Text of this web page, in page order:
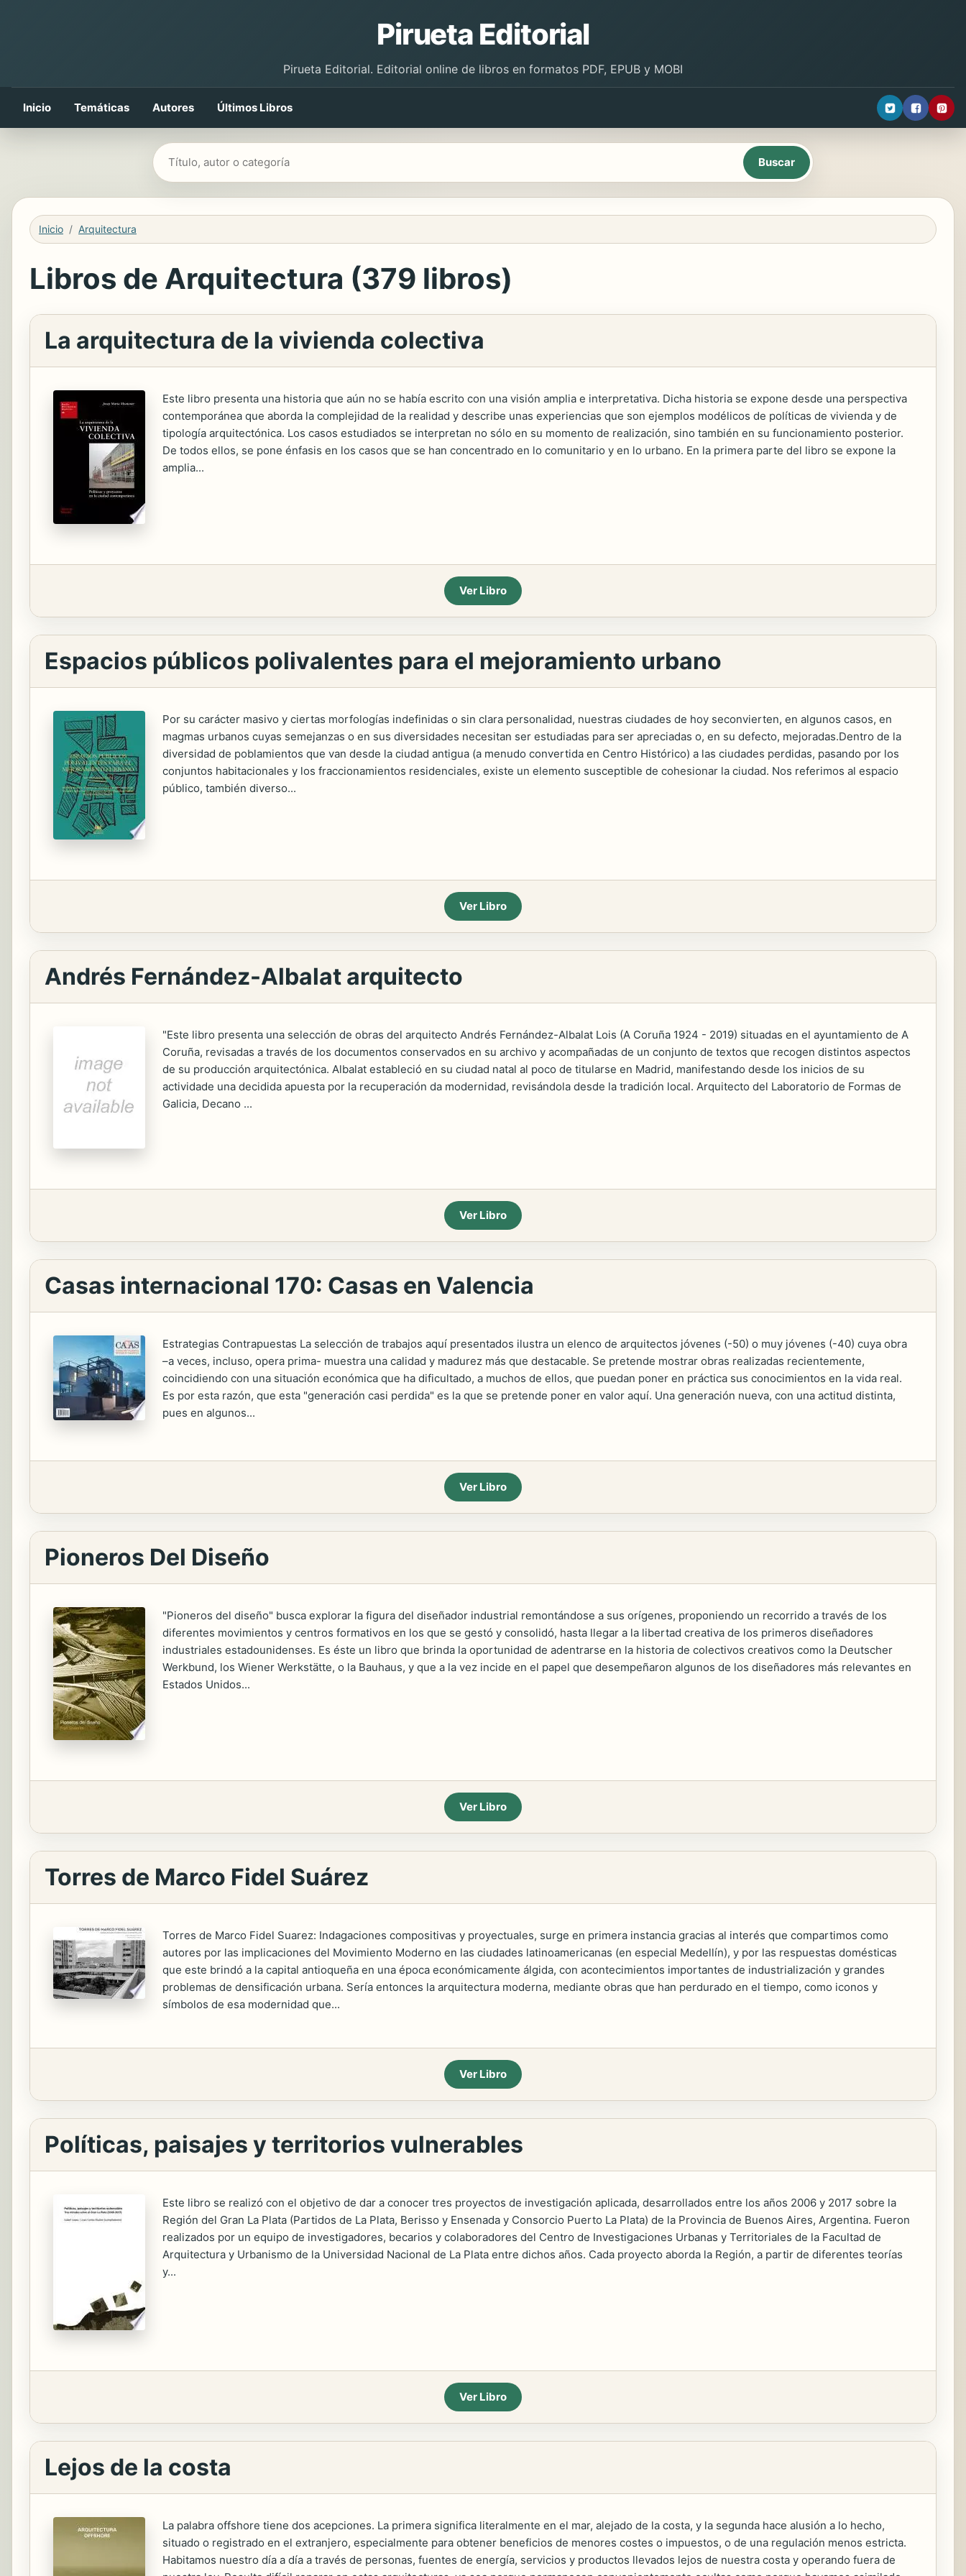
Pirueta Editorial
Pirueta Editorial. Editorial online de libros en formatos PDF, EPUB y MOBI
Inicio Temáticas Autores Últimos Libros
Buscar libros
Inicio Arquitectura
Libros de Arquitectura (379 libros)
La arquitectura de la vivienda colectiva
Este libro presenta una historia que aún no se había escrito con una visión amplia e interpretativa. Dicha historia se expone desde una perspectiva
contemporánea que aborda la complejidad de la realidad y describe unas experiencias que son ejemplos modélicos de políticas de vivienda y de
tipología arquitectónica. Los casos estudiados se interpretan no sólo en su momento de realización, sino también en su funcionamiento posterior.
De todos ellos, se pone énfasis en los casos que se han concentrado en lo comunitario y en lo urbano. En la primera parte del libro se expone la
amplia...
Ver Libro
Espacios públicos polivalentes para el mejoramiento urbano
Por su carácter masivo y ciertas morfologías indefinidas o sin clara personalidad, nuestras ciudades de hoy seconvierten, en algunos casos, en
magmas urbanos cuyas semejanzas o en sus diversidades necesitan ser estudiadas para ser apreciadas o, en su defecto, mejoradas.Dentro de la
diversidad de poblamientos que van desde la ciudad antigua (a menudo convertida en Centro Histórico) a las ciudades perdidas, pasando por los
conjuntos habitacionales y los fraccionamientos residenciales, existe un elemento susceptible de cohesionar la ciudad. Nos referimos al espacio
público, también diverso...
Ver Libro
Andrés Fernández-Albalat arquitecto
"Este libro presenta una selección de obras del arquitecto Andrés Fernández-Albalat Lois (A Coruña 1924 - 2019) situadas en el ayuntamiento de A
Coruña, revisadas a través de los documentos conservados en su archivo y acompañadas de un conjunto de textos que recogen distintos aspectos
de su producción arquitectónica. Albalat estableció en su ciudad natal al poco de titularse en Madrid, manifestando desde los inicios de su
actividade una decidida apuesta por la recuperación da modernidad, revisándola desde la tradición local. Arquitecto del Laboratorio de Formas de
Galicia, Decano ...
Ver Libro
Casas internacional 170: Casas en Valencia
Estrategias Contrapuestas La selección de trabajos aquí presentados ilustra un elenco de arquitectos jóvenes (-50) o muy jóvenes (-40) cuya obra
–a veces, incluso, opera prima- muestra una calidad y madurez más que destacable. Se pretende mostrar obras realizadas recientemente,
coincidiendo con una situación económica que ha dificultado, a muchos de ellos, que puedan poner en práctica sus conocimientos en la vida real.
Es por esta razón, que esta "generación casi perdida" es la que se pretende poner en valor aquí. Una generación nueva, con una actitud distinta,
pues en algunos...
Ver Libro
Pioneros Del Diseño
"Pioneros del diseño" busca explorar la figura del diseñador industrial remontándose a sus orígenes, proponiendo un recorrido a través de los
diferentes movimientos y centros formativos en los que se gestó y consolidó, hasta llegar a la libertad creativa de los primeros diseñadores
industriales estadounidenses. Es éste un libro que brinda la oportunidad de adentrarse en la historia de colectivos creativos como la Deutscher
Werkbund, los Wiener Werkstätte, o la Bauhaus, y que a la vez incide en el papel que desempeñaron algunos de los diseñadores más relevantes en
Estados Unidos...
Ver Libro
Torres de Marco Fidel Suárez
Torres de Marco Fidel Suarez: Indagaciones compositivas y proyectuales, surge en primera instancia gracias al interés que compartimos como
autores por las implicaciones del Movimiento Moderno en las ciudades latinoamericanas (en especial Medellín), y por las respuestas domésticas
que este brindó a la capital antioqueña en una época económicamente álgida, con acontecimientos importantes de industrialización y grandes
problemas de densificación urbana. Sería entonces la arquitectura moderna, mediante obras que han perdurado en el tiempo, como iconos y
símbolos de esa modernidad que...
Ver Libro
Políticas, paisajes y territorios vulnerables
Este libro se realizó con el objetivo de dar a conocer tres proyectos de investigación aplicada, desarrollados entre los años 2006 y 2017 sobre la
Región del Gran La Plata (Partidos de La Plata, Berisso y Ensenada y Consorcio Puerto La Plata) de la Provincia de Buenos Aires, Argentina. Fueron
realizados por un equipo de investigadores, becarios y colaboradores del Centro de Investigaciones Urbanas y Territoriales de la Facultad de
Arquitectura y Urbanismo de la Universidad Nacional de La Plata entre dichos años. Cada proyecto aborda la Región, a partir de diferentes teorías
y...
Ver Libro
Lejos de la costa
La palabra offshore tiene dos acepciones. La primera significa literalmente en el mar, alejado de la costa, y la segunda hace alusión a lo hecho,
situado o registrado en el extranjero, especialmente para obtener beneficios de menores costes o impuestos, o de una regulación menos estricta.
Habitamos nuestro día a día a través de personas, fuentes de energía, servicios y productos llevados lejos de nuestra costa y operando fuera de